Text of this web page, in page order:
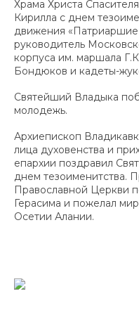
Храма Христа
Кирилла с днем
движения
руководитель
корпуса им. маршала
Бондюков и кадеты-
Святейший Владыка
молодежь.
Архиепископ
лица духовенства и
епархии поздравил
днем тезоименитства.
Православной Церкви
Герасима и пожелал
Осетии Алании.